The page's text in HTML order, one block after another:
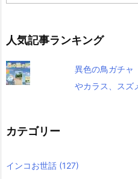
人気記事ランキング
異色の鳥ガチャ
やカラス、スズ
カテゴリー
インコお世話 (127)